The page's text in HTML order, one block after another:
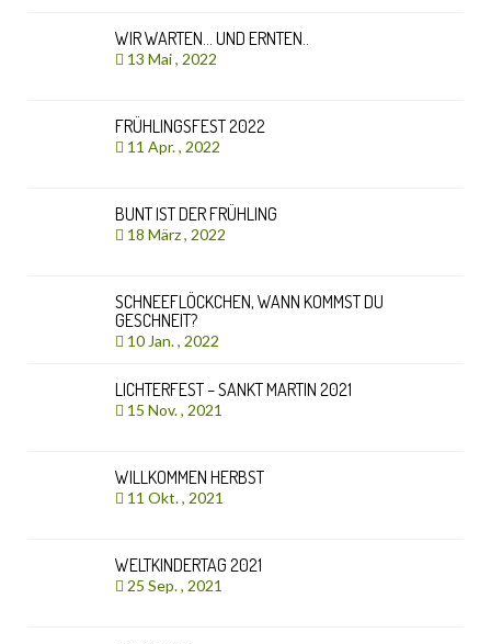
WIR WARTEN… UND ERNTEN..
13 Mai , 2022
FRÜHLINGSFEST 2022
11 Apr. , 2022
BUNT IST DER FRÜHLING
18 März , 2022
SCHNEEFLÖCKCHEN, WANN KOMMST DU
GESCHNEIT?
10 Jan. , 2022
LICHTERFEST – SANKT MARTIN 2021
15 Nov. , 2021
WILLKOMMEN HERBST
11 Okt. , 2021
WELTKINDERTAG 2021
25 Sep. , 2021